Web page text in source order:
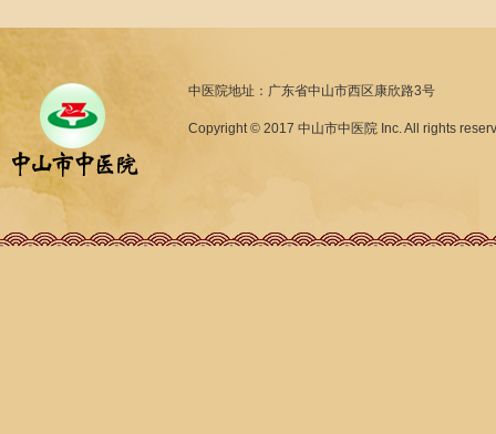
中医院地址：广东省中山市西区康欣路3号
Copyright © 2017 中山市中医院 Inc. All rights